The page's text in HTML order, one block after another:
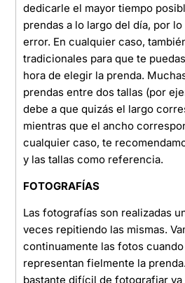
dedicarle el mayor tiempo
prendas a lo largo del día, por
error. En cualquier caso,
tradicionales para que te
hora de elegir la prenda.
prendas entre dos tallas (por
debe a que quizás el largo
mientras que el ancho
cualquier caso, te
y las tallas como referencia.
FOTOGRAFÍAS
Las fotografías son realizadas
veces repitiendo las mismas.
continuamente las fotos
representan fielmente la
bastante difícil de fotografiar ya